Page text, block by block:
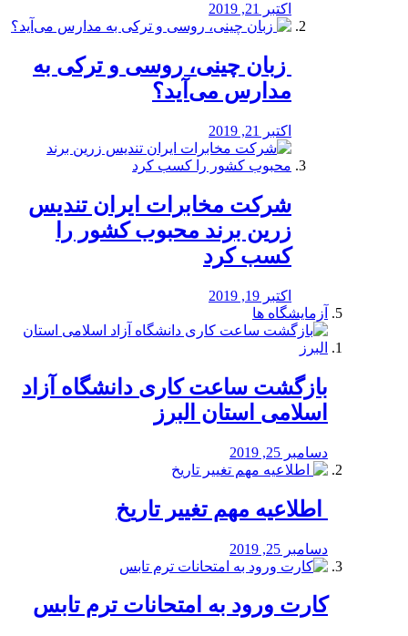
اکتبر 21, 2019
️ زبان چینی، روسی و ترکی به
مدارس می‌آید؟
اکتبر 21, 2019
شرکت مخابرات ایران تندیس
زرین برند محبوب کشور را
کسب کرد
اکتبر 19, 2019
آزمایشگاه ها
بازگشت ساعت کاری دانشگاه آزاد
اسلامی استان البرز
دسامبر 25, 2019
️ اطلاعیه مهم تغییر تاریخ
دسامبر 25, 2019
کارت ورود به امتحانات ترم تابس